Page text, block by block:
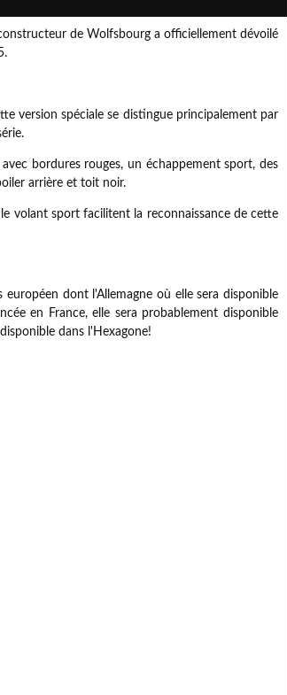
de Wolfsbourg a officiellement dévoilé
version spéciale se distingue principalement par
bordures rouges, un échappement sport, des
arrière et toit noir.
volant sport facilitent la reconnaissance de cette
dont l'Allemagne où elle sera disponible
en France, elle sera probablement disponible
dans l'Hexagone!